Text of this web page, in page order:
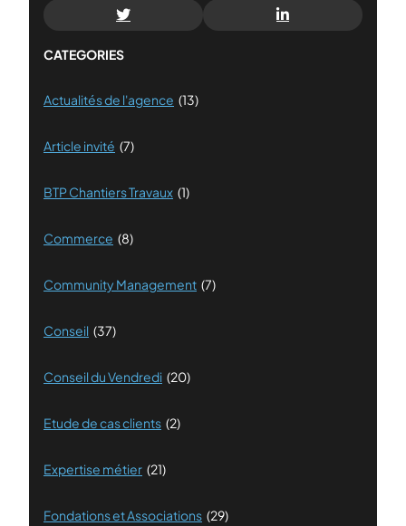
CATEGORIES
Actualités de l'agence (13)
Article invité (7)
BTP Chantiers Travaux (1)
Commerce (8)
Community Management (7)
Conseil (37)
Conseil du Vendredi (20)
Etude de cas clients (2)
Expertise métier (21)
Fondations et Associations (29)